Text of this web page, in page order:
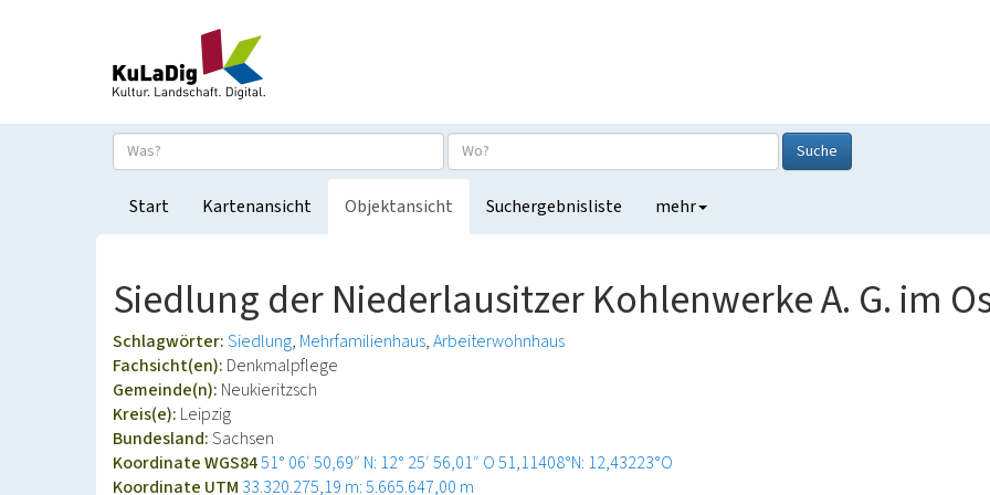
Suche
Start Kartenansicht Objektansicht Suchergebnisliste mehr
Siedlung der Niederlausitzer Kohlenwerke A. G. im
Schlagwörter:Siedlung Mehrfamilienhaus Arbeiterwohnhaus
Fachsicht(en): Denkmalpflege
Gemeinde(n): Neukieritzsch
Kreis(e): Leipzig
Bundesland:Sachsen
Koordinate WGS8451° 06′ 50,69″ N: 12° 25′ 56,01″ O51,11408°N: 12,43223°O
Koordinate UTM 33.320.275,19 m: 5.665.647,00 m